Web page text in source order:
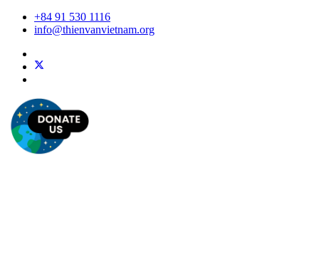
+84 91 530 1116
info@thienvanvietnam.org